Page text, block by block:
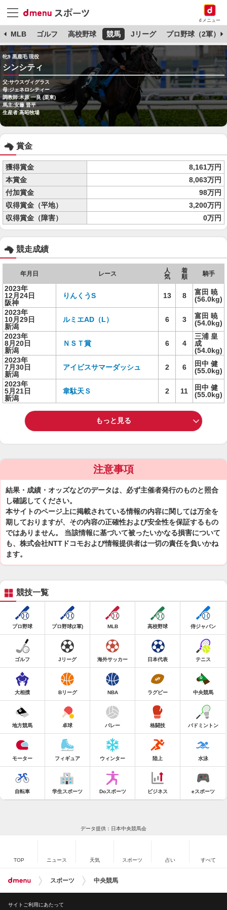
dメニュー
MLB ゴルフ 高校野球 競馬 Jリーグ プロ野球（2軍）
牝9 黒鹿毛 現役
シンシティ
父:サウスヴィグラス
母:ジェネロシティー
調教師:木原 一良 (栗東)
馬主:安藤 晋平
生産者:高昭牧場
賞金
獲得賞金
8,161万円
本賞金
8,063万円
付加賞金
98万円
収得賞金（平地）
3,200万円
収得賞金（障害）
0万円
競走成績
年月日 レース
人
気
着
順
騎手
2023年
12月24日
阪神
りんくうS 13 8
富田 暁
(56.0kg)
2023年
10月29日
新潟
ルミエAD（L） 6 3
富田 暁
(54.0kg)
2023年
8月20日
新潟
ＮＳＴ賞 6 4
三浦 皇
成
(54.0kg)
2023年
7月30日
新潟
アイビスサマーダッシュ 2 6
田中 健
(55.0kg)
2023年
5月21日
新潟
韋駄天Ｓ 2 11
田中 健
(55.0kg)
もっと見る
注意事項
結果・成績・オッズなどのデータは、必ず主催者発行のものと照合
し確認してください。
本サイトのページ上に掲載されている情報の内容に関しては万全を
期しておりますが、その内容の正確性および安全性を保証するもの
ではありません。 当該情報に基づいて被ったいかなる損害について
も、株式会社NTTドコモおよび情報提供者は一切の責任を負いかね
ます。
競技一覧
プロ野球 プロ野球(2軍) MLB 高校野球 侍ジャパン
ゴルフ Jリーグ 海外サッカー 日本代表 テニス
大相撲 Bリーグ NBA ラグビー 中央競馬
地方競馬 卓球 バレー 格闘技 バドミントン
モーター フィギュア ウィンター 陸上 水泳
自転車 学生スポーツ Doスポーツ ビジネス eスポーツ
データ提供：日本中央競馬会
TOP ニュース 天気 スポーツ 占い すべて
スポーツ 中央競馬
サイトご利用にあたって